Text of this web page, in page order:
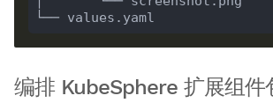
编排 KubeSphere 扩展组件